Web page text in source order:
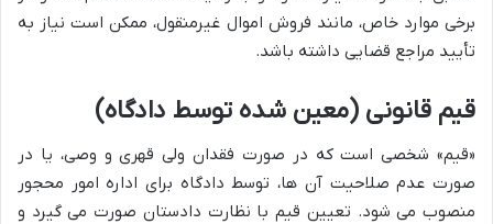
برخی موارد خاص، مانند فروش اموال غیرمنقول، ممکن است نیاز به
تأیید مراجع قضایی داشته باشد.
قیم قانونی (معین شده توسط دادگاه)
«قیم» شخصی است که در صورت فقدان ولی قهری و وصی، یا در
صورت عدم صلاحیت آن ها، توسط دادگاه برای اداره امور محجور
منصوب می شود. تعیین قیم با نظارت دادستان صورت می گیرد و